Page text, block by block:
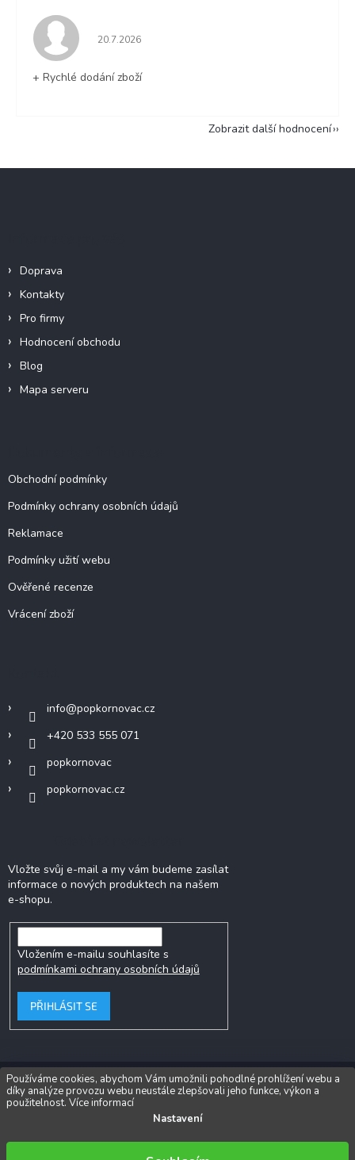
Používáme cookies, abychom Vám umožnili pohodlné prohlížení webu a
díky analýze provozu webu neustále zlepšovali jeho funkce, výkon a
použitelnost. Více informací
Nastavení
Hodnocení obchodu je 5 z 5 hvězdiček.
20.7.2026
+ Rychlé dodání zboží
Zobrazit další hodnocení
Doprava
Kontakty
Pro firmy
Hodnocení obchodu
Blog
Mapa serveru
Obchodní podmínky
Podmínky ochrany osobních údajů
Reklamace
Podmínky užití webu
Ověřené recenze
Vrácení zboží
info@popkornovac.cz
+420 533 555 071
popkornovac
popkornovac.cz
Vložte svůj e-mail a my vám budeme zasílat
informace o nových produktech na našem
e-shopu.
Vložením e-mailu souhlasíte s
podmínkami ochrany osobních údajů
PŘIHLÁSIT SE
Copyright 2026Popkornovač.cz®. Všechna práva vyhrazena.Upravit
nastavení cookies
Vytvořil Shoptet